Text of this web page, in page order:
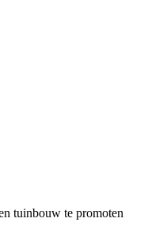
tuinbouw te promoten